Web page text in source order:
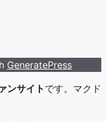
GeneratePress
ンサイト です。マクド